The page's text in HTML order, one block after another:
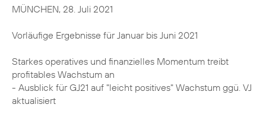
MÜNCHEN, 28. Juli 2021
Vorläufige Ergebnisse für Januar bis Juni 2021
Starkes operatives und finanzielles Momentum treibt
profitables Wachstum an
- Ausblick für GJ21 auf "leicht positives" Wachstum ggü. VJ
aktualisiert